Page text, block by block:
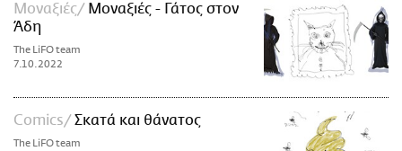
Μοναξιές
Μοναξιές - Γάτος στον
Άδη
The LiFO team
7.10.2022
Comics Σκατά και θάνατος
The LiFO team